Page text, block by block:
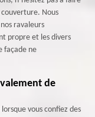
Nous
ravaleurs
propre et les divers
façade ne
de
vous confiez des